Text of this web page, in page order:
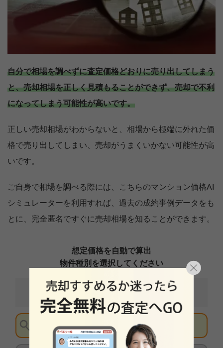
自分で相場を調べずに査定価格どおりに売り出してしまう
と、売却相場を正しく見積もることができず、売却で不利
になってしまう可能性が高いです。
正しい売却相場がわからないと、相場から極端に外れた価
格で売り出してしまい、売却がうまくいかない可能性が高
いです。
ご自身で相場を調べる際には、こちらのマンション価格AI
シミュレーターを利用すれば、過去の成約事例データをも
とに、完全匿名ですぐに売却相場を知ることができます。